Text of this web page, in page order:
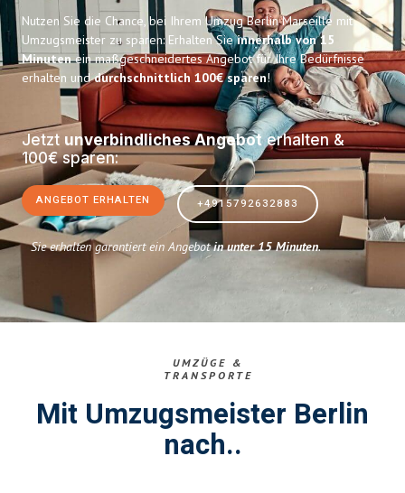
Nutzen Sie die Chance, bei Ihrem Umzug Berlin Marseille mit
Umzugsmeister zu sparen: Erhalten Sieinnerhalb von 15
Minutenein maßgeschneidertes Angebot für Ihre Bedürfnisse
erhalten unddurchschnittlich 100€ sparen!
Jetzt unverbindliches Angeboterhalten &
100€ sparen:
ANGEBOT ERHALTEN +4915792632883
Sie erhalten garantiert ein Angebotin unter 15 Minuten.
UMZÜGE &
TRANSPORTE
Mit Umzugsmeister Berlin
nach..